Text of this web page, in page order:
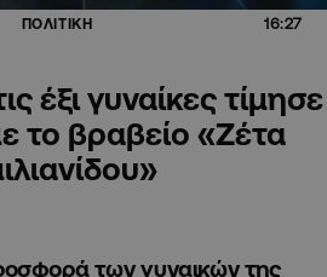
ΠΟΛΙΤΙΚΗ 16:27
έξι γυναίκες τίμησε
το βραβείο «Ζέτα
των γυναικών της